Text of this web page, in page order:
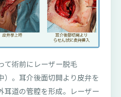
て術前にレーザー脱毛
）。耳介後面切開より皮弁を
耳道の管腔を形成。レーザー